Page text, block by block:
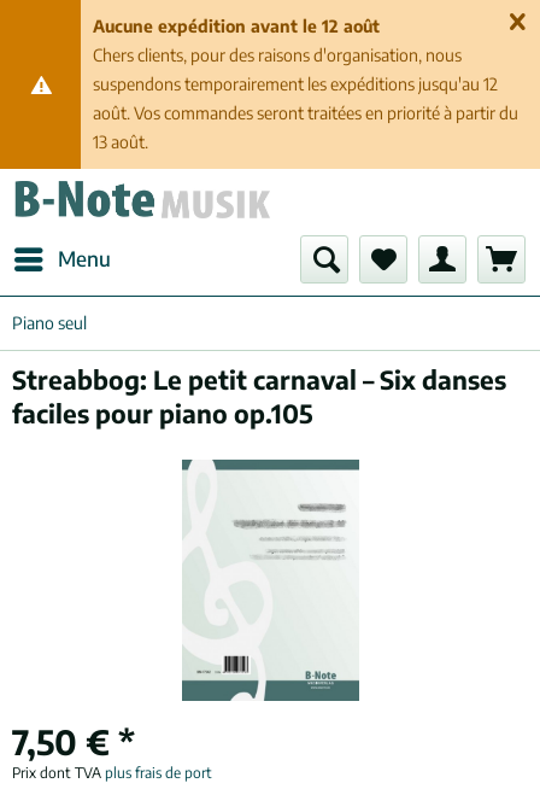
Aucune expédition avant le 12 août
Chers clients, pour des raisons d'organisation, nous
suspendons temporairement les expéditions jusqu'au 12
août. Vos commandes seront traitées en priorité à partir du
13 août.
Menu
Piano seul
Streabbog: Le petit carnaval – Six danses
faciles pour piano op.105
7,50 € *
Prix dont TVA plus frais de port